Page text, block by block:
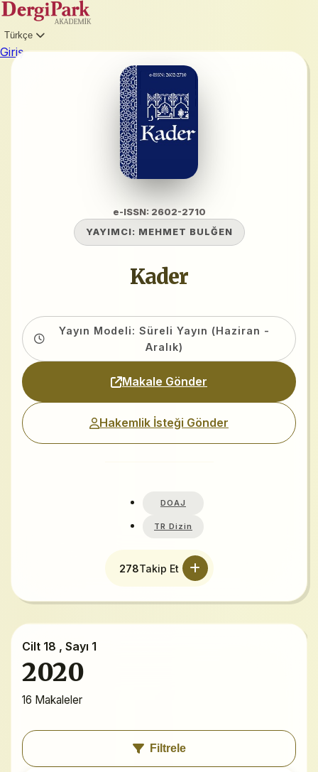
Türkçe
Giriş
e-ISSN: 2602-2710
YAYIMCI: MEHMET BULĞEN
Kader
Yayın Modeli: Süreli Yayın (Haziran -
Aralık)
Makale Gönder
Hakemlik İsteği Gönder
DOAJ
TR Dizin
278Takip Et
Cilt 18 , Sayı 1
2020
16 Makaleler
Filtrele